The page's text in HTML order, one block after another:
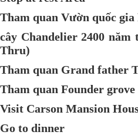
Tham quan Vườn quốc gia
cây Chandelier 2400
Thru)
Tham quan Grand father
Tham quan Founder
Visit Carson Mansion
Go to dinner